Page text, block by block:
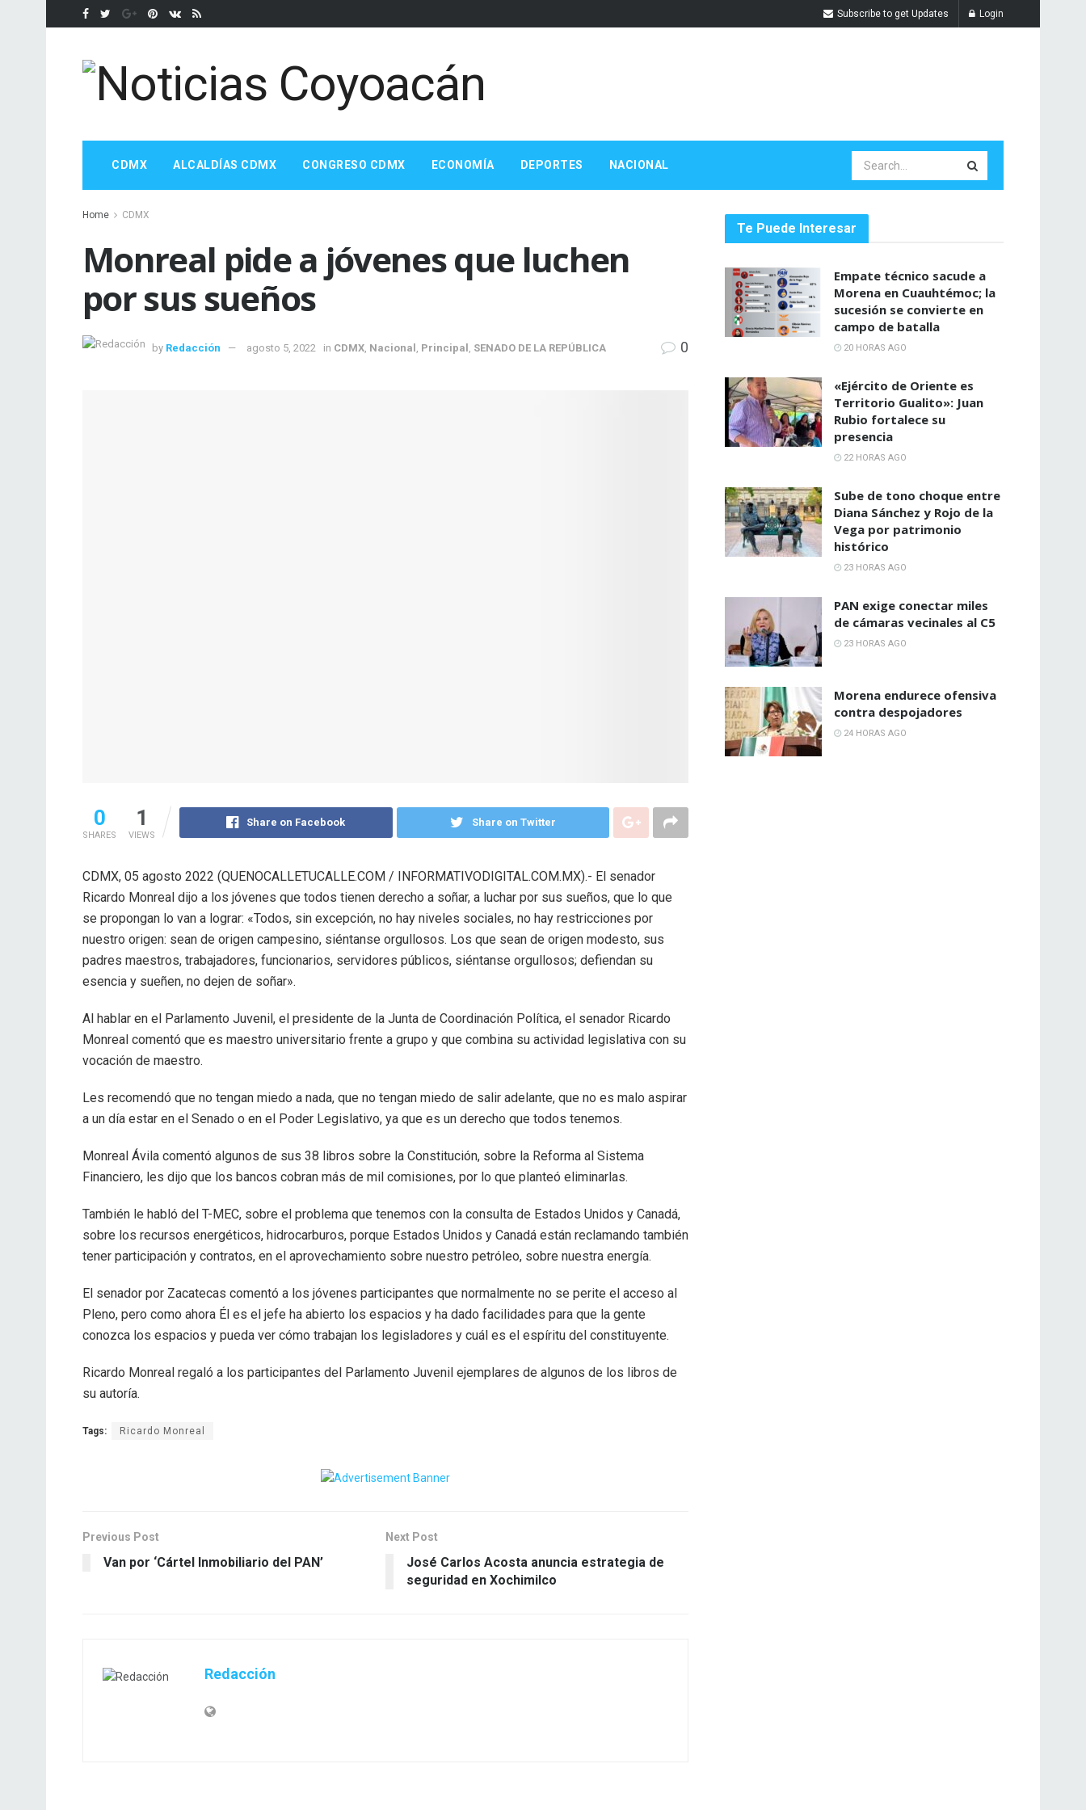
Subscribe to get Updates Login
CDMX ALCALDÍAS CDMX CONGRESO CDMX ECONOMÍA DEPORTES NACIONAL
Home CDMX
Monreal pide a jóvenes que luchen
por sus sueños
by Redacción agosto 5, 2022 in CDMX Nacional Principal SENADO DE LA REPÚBLICA 0
0
SHARES
1
VIEWS
Share on Facebook Share on Twitter
CDMX, 05 agosto 2022 (QUENOCALLETUCALLE.COM / INFORMATIVODIGITAL.COM.MX).- El senador
Ricardo Monreal dijo a los jóvenes que todos tienen derecho a soñar, a luchar por sus sueños, que lo que
se propongan lo van a lograr: «Todos, sin excepción, no hay niveles sociales, no hay restricciones por
nuestro origen: sean de origen campesino, siéntanse orgullosos. Los que sean de origen modesto, sus
padres maestros, trabajadores, funcionarios, servidores públicos, siéntanse orgullosos; defiendan su
esencia y sueñen, no dejen de soñar».
Al hablar en el Parlamento Juvenil, el presidente de la Junta de Coordinación Política, el senador Ricardo
Monreal comentó que es maestro universitario frente a grupo y que combina su actividad legislativa con su
vocación de maestro.
Les recomendó que no tengan miedo a nada, que no tengan miedo de salir adelante, que no es malo aspirar
a un día estar en el Senado o en el Poder Legislativo, ya que es un derecho que todos tenemos.
Monreal Ávila comentó algunos de sus 38 libros sobre la Constitución, sobre la Reforma al Sistema
Financiero, les dijo que los bancos cobran más de mil comisiones, por lo que planteó eliminarlas.
También le habló del T-MEC, sobre el problema que tenemos con la consulta de Estados Unidos y Canadá,
sobre los recursos energéticos, hidrocarburos, porque Estados Unidos y Canadá están reclamando también
tener participación y contratos, en el aprovechamiento sobre nuestro petróleo, sobre nuestra energía.
El senador por Zacatecas comentó a los jóvenes participantes que normalmente no se perite el acceso al
Pleno, pero como ahora Él es el jefe ha abierto los espacios y ha dado facilidades para que la gente
conozca los espacios y pueda ver cómo trabajan los legisladores y cuál es el espíritu del constituyente.
Ricardo Monreal regaló a los participantes del Parlamento Juvenil ejemplares de algunos de los libros de
su autoría.
Tags: Ricardo Monreal
Previous Post
Van por ‘Cártel Inmobiliario del PAN’
Next Post
José Carlos Acosta anuncia estrategia de
seguridad en Xochimilco
Redacción
Te Puede Interesar
Empate técnico sacude a
Morena en Cuauhtémoc; la
sucesión se convierte en
campo de batalla
20 HORAS AGO
«Ejército de Oriente es
Territorio Gualito»: Juan
Rubio fortalece su
presencia
22 HORAS AGO
Sube de tono choque entre
Diana Sánchez y Rojo de la
Vega por patrimonio
histórico
23 HORAS AGO
PAN exige conectar miles
de cámaras vecinales al C5
23 HORAS AGO
Morena endurece ofensiva
contra despojadores
24 HORAS AGO